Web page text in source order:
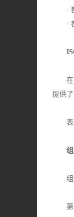
·
·
提供